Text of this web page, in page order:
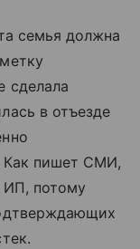
семья должна
сделала
в отъезде
Как пишет СМИ,
ИП, потому